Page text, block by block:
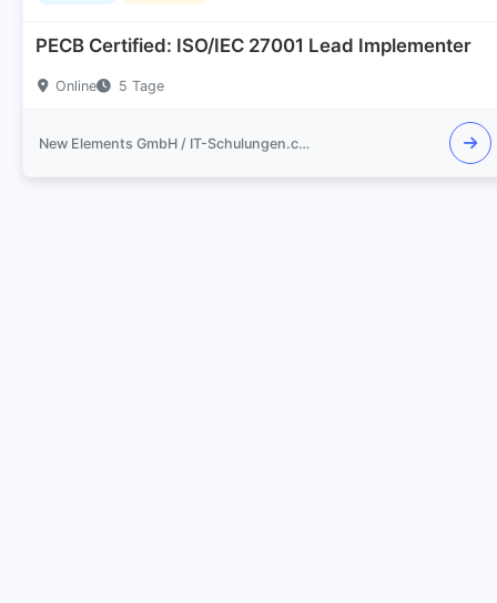
PECB Certified: ISO/IEC 27001 Lead Implementer
Online 5 Tage
New Elements GmbH / IT-Schulungen.com